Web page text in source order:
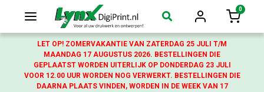
Login
0
LET OP! ZOMERVAKANTIE VAN ZATERDAG 25 JULI T/M
MAANDAG 17 AUGUSTUS 2026. BESTELLINGEN DIE
GEPLAATST WORDEN UITERLIJK OP DONDERDAG 23 JULI
VOOR 12.00 UUR WORDEN NOG VERWERKT. BESTELLINGEN DIE
DAARNA PLAATS VINDEN, WORDEN IN DE WEEK VAN 17